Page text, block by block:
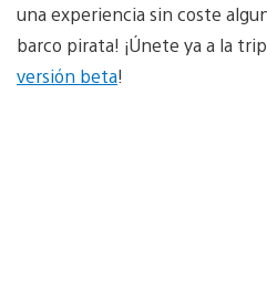
una experiencia sin coste
barco pirata! ¡Únete ya a la
versión beta!